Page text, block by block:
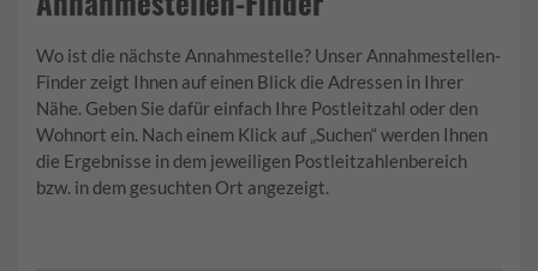
Wo ist die nächste Annahmestelle? Unser Annahmestellen-
Finder zeigt Ihnen auf einen Blick die Adressen in Ihrer
Nähe. Geben Sie dafür einfach Ihre Postleitzahl oder den
Wohnort ein. Nach einem Klick auf „Suchen“ werden Ihnen
die Ergebnisse in dem jeweiligen Postleitzahlenbereich
bzw. in dem gesuchten Ort angezeigt.